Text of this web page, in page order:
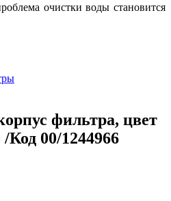
очистки воды становится
фильтра, цвет
Код 00/1244966